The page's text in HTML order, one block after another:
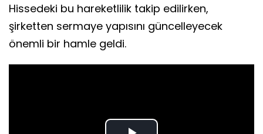
Hissedeki bu hareketlilik takip edilirken,
şirketten sermaye yapısını güncelleyecek
önemli bir hamle geldi.